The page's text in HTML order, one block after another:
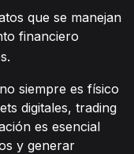
que se manejan
financiero
siempre es físico
digitales, trading
es esencial
y generar